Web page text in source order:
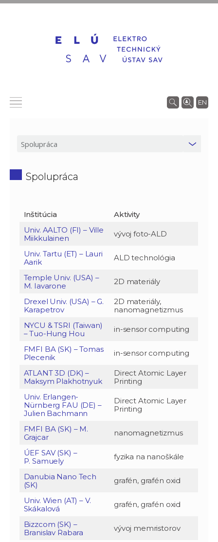
EN
Spolupráca
Inštitúcia
Aktivity
Univ. AALTO (FI) – Ville
Miikkulainen
vývoj foto-ALD
Univ. Tartu (ET) – Lauri
Aarik
ALD technológia
Temple Univ. (USA) –
M. Iavarone
2D materiály
Drexel Univ. (USA) – G.
Karapetrov
2D materiály,
nanomagnetizmus
NYCU & TSRI (Taiwan)
– Tuo-Hung Hou
in-sensor computing
FMFI BA (SK) – Tomas
Plecenik
in-sensor computing
ATLANT 3D (DK) –
Maksym Plakhotnyuk
Direct Atomic Layer
Printing
Univ. Erlangen-
Nürnberg FAU (DE) –
Julien Bachmann
Direct Atomic Layer
Printing
FMFI BA (SK) – M.
Grajcar
nanomagnetizmus
ÚEF SAV (SK) –
P. Samuely
fyzika na nanoškále
Danubia Nano Tech
(SK)
grafén, grafén oxid
Univ. Wien (AT) – V.
Skákalová
grafén, grafén oxid
Bizzcom (SK) –
Branislav Rabara
vývoj memristorov